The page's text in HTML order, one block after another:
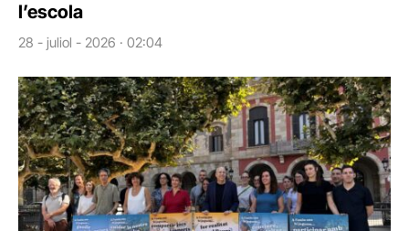
l’escola
28 - juliol - 2026 · 02:04